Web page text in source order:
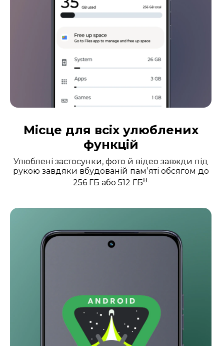
Місце для всіх улюблених
функцій
Улюблені застосунки, фото й відео завжди під
рукою завдяки вбудованій памʼяті обсягом до
256 ГБ або 512 ГБ8.